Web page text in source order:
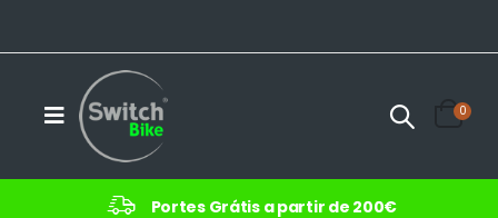
0
Portes Grátis a partir de 200€